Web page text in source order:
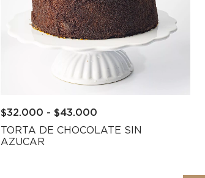
$32.000 - $43.000
TORTA DE CHOCOLATE SIN
AZUCAR